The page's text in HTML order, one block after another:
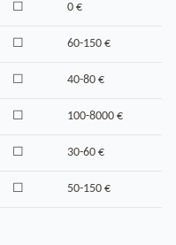
☐ 0 €
☐ 60-150 €
☐ 40-80 €
☐ 100-8000 €
☐ 30-60 €
☐ 50-150 €